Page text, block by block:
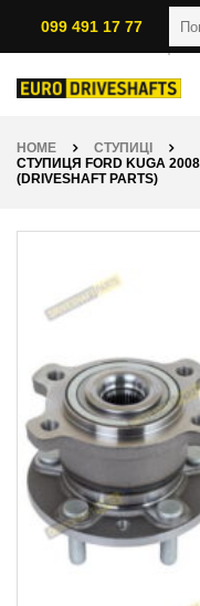
099 491 17 77
HOME
СТУПИЦІ
СТУПИЦЯ FORD KUGA
(DRIVESHAFT PARTS)